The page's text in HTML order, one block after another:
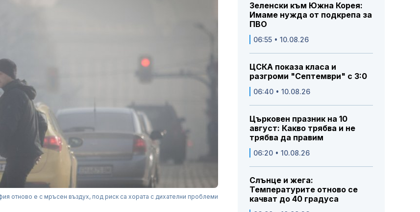
отново е с мръсен въздух, под риск са хората с дихателни проблеми
Зеленски към Южна Корея:
Имаме нужда от подкрепа за
ПВО
06:55 • 10.08.26
ЦСКА показа класа и
разгроми "Септември" с 3:0
06:40 • 10.08.26
Църковен празник на 10
август: Какво трябва и не
трябва да правим
06:20 • 10.08.26
Слънце и жега:
Температурите отново се
качват до 40 градуса